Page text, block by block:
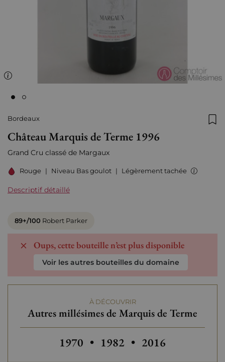
Bordeaux
Château Marquis de Terme 1996
Grand Cru classé de Margaux
Rouge | Niveau Bas goulot | Légèrement tachée
Descriptif détaillé
89+/100 Robert Parker
Oups, cette bouteille n’est plus disponible
Voir les autres bouteilles du domaine
À DÉCOUVRIR
Autres millésimes de Marquis de Terme
Autres millésimes de Marquis de
1970 • Autres millésimes de
1982 • Autres
2016